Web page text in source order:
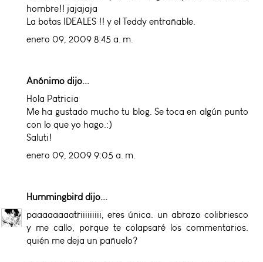
hombre!! jajajaja
La botas IDEALES !! y el Teddy entrañable.
enero 09, 2009 8:45 a. m.
Anónimo dijo...
Hola Patricia
Me ha gustado mucho tu blog. Se toca en algún punto
con lo que yo hago.:)
Saluti!
enero 09, 2009 9:05 a. m.
Hummingbird dijo...
paaaaaaaatriiiiiiiii, eres única. un abrazo colibriesco
y me callo, porque te colapsaré los commentarios.
quién me deja un pañuelo?